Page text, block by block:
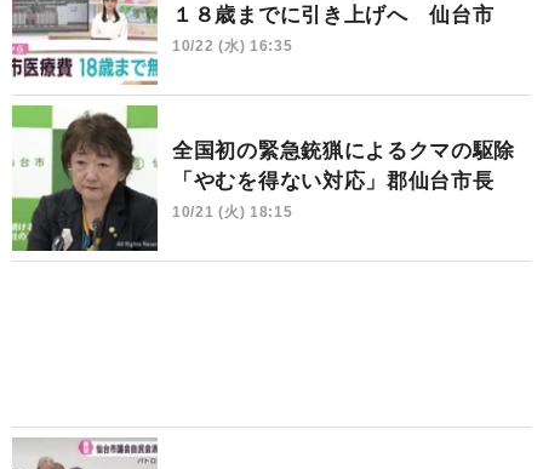
１８歳までに引き上げへ 仙台市
10/22 (水) 16:35
全国初の緊急銃猟によるクマの駆除
「やむを得ない対応」郡仙台市長
10/21 (火) 18:15